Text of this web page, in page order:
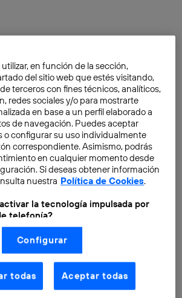
La inversión en startups
españolas, presente y futuro
Javier García
Las dos orillas de la
competitividad: el talento y
las finanzas
en función de la sección,
del sitio web que estés visitando,
terceros con fines técnicos, analíticos,
redes sociales y/o para mostrarte
en base a un perfil elaborado a
de navegación. Puedes aceptar
o configurar su uso individualmente
correspondiente. Asimismo, podrás
en cualquier momento desde
Si deseas obtener información
nuestra Política de Cookies.
la tecnología impulsada por
telefonía?
S.A., utilizamos la tecnología Utiq para
de marketing digital o análisis
en este aviso de consentimiento)
en nuestra(s) web(s)
cuando utilizas una conexión a
, proporcionada por una de las
participantes, y otorgas tu
Configurar
todas Aceptar todas